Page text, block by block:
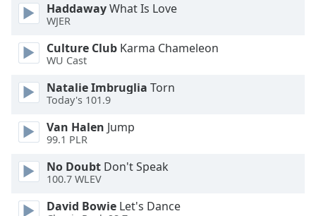
cancel
and
close
window.
Text
Color
Opacity
HaddawayWhat Is Love
WJER
Culture Club Karma Chameleon
WU Cast
Natalie Imbruglia Torn
Today's 101.9
Van Halen Jump
99.1 PLR
No Doubt Don't Speak
100.7 WLEV
David Bowie Let's Dance